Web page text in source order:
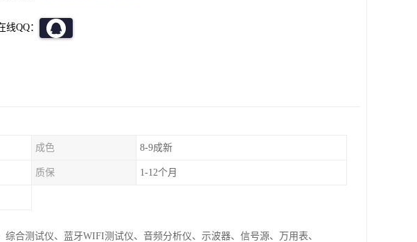
线QQ：
成色 8-9成新
质保 1-12个月
合测试仪、蓝牙WIFI测试仪、音频分析仪、示波器、信号源、万用表、